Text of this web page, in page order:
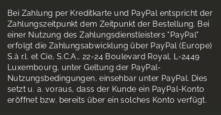
Bei Zahlung per Kreditkarte und PayPal entspricht der
Zahlungszeitpunkt dem Zeitpunkt der Bestellung. Bei
einer Nutzung des Zahlungsdienstleisters "PayPal"
erfolgt die Zahlungsabwicklung über PayPal (Europe)
S.à r.l. et Cie, S.C.A., 22-24 Boulevard Royal, L-2449
Luxembourg, unter Geltung der PayPal-
Nutzungsbedingungen, einsehbar unter PayPal. Dies
setzt u. a. voraus, dass der Kunde ein PayPal-Konto
eröffnet bzw. bereits über ein solches Konto verfügt.